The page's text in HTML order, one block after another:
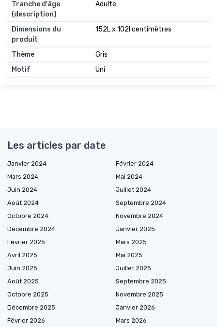
Tranche d'âge
(description)
Adulte
Dimensions du
produit
152L x 102l centimètres
Thème
Gris
Motif
Uni
Les articles par date
Janvier 2024
Février 2024
Mars 2024
Mai 2024
Juin 2024
Juillet 2024
Août 2024
Septembre 2024
Octobre 2024
Novembre 2024
Décembre 2024
Janvier 2025
Février 2025
Mars 2025
Avril 2025
Mai 2025
Juin 2025
Juillet 2025
Août 2025
Septembre 2025
Octobre 2025
Novembre 2025
Décembre 2025
Janvier 2026
Février 2026
Mars 2026